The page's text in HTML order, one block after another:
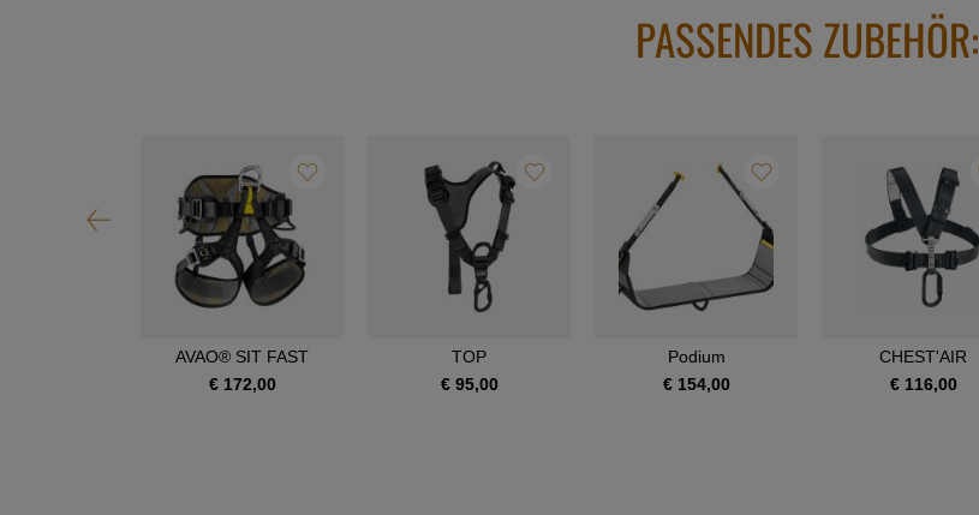
PASSENDES ZUBEHÖR:
AVAO® SIT FAST
€ 172,00
TOP
€ 95,00
Podium
€ 154,00
CHEST'AIR
€ 116,00